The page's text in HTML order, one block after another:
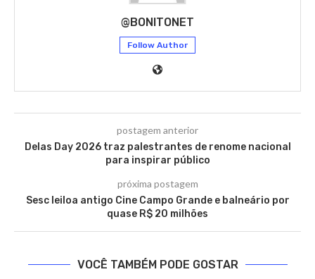
@BONITONET
Follow Author
postagem anterior
Delas Day 2026 traz palestrantes de renome nacional
para inspirar público
próxima postagem
Sesc leiloa antigo Cine Campo Grande e balneário por
quase R$ 20 milhões
VOCÊ TAMBÉM PODE GOSTAR